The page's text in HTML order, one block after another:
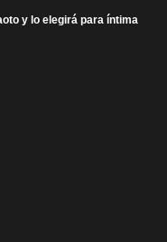
y lo elegirá para íntima